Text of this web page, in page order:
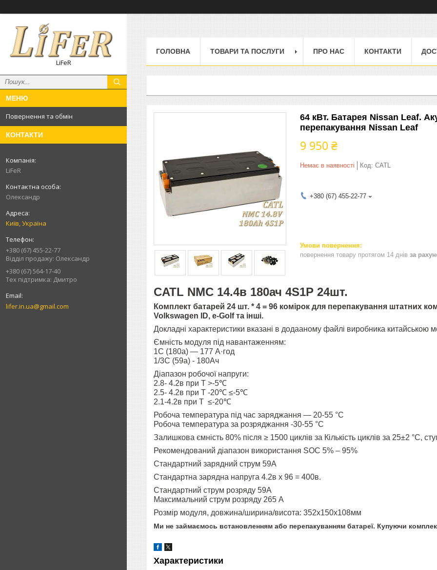
LiFeR
Повернення та обмін
КОНТАКТИ
LiFeR
Олександр
Київ, Україна
+380 (67) 455-22-77
Відділ продажу: Олександр
+380 (67) 564-17-40
Тех підтримка: Дмитро
lifer.in.ua@gmail.com
ГОЛОВНА ТОВАРИ ТА ПОСЛУГИ ПРО НАС КОНТАКТИ
64 кВт. Батарея Nissan Leaf.
перепакування Nissan Leaf
9 950 ₴
Немає в наявності Код: CATL
+380 (67) 455-22-77
повернення товару протягом 14 днів за
CATL NMC 14.4в 180ач 4S1P 24шт.
Комплект батарей 24 шт. * 4 = 96 комірок для перепакування штатних
Volkswagen ID, e-Golf та інші.
Докладні характеристики вказані в додааному файлі виробника китайською
Ємність модуля під навантаженням:
1C (180а) — 177 А·год
1/3C (59а) - 180Ач
Діапазон робочої напруги:
2.8- 4.2в при Т >-5℃
2.5- 4.2в при T -20℃ ≤-5℃
2.1-4.2в при T ≤-20℃
Робоча температура під час заряджання — 20-55 °C
Робоча температура за розряджання -30-55 °C
Залишкова ємність 80% після ≥ 1500 циклів за Кількість циклів за 25±2 °C,
Рекомендований діапазон використання SOC 5% – 95%
Стандартний зарядний струм 59А
Стандартна зарядна напруга 4.2в х 96 = 400в.
Стандартний струм розряду 59А
Максимальний струм розряду 265 А
Розмір модуля, довжина/ширина/висота: 352х150х108мм
Ми не займаємось встановленням або перепакуванням батареї. Купуючи
Характеристики